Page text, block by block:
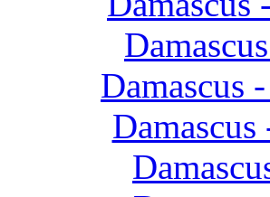
Damascus